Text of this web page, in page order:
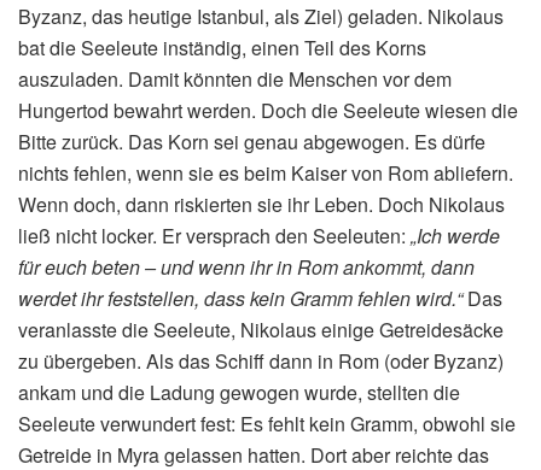
Byzanz, das heutige Istanbul, als Ziel) geladen. Nikolaus
bat die Seeleute inständig, einen Teil des Korns
auszuladen. Damit könnten die Menschen vor dem
Hungertod bewahrt werden. Doch die Seeleute wiesen die
Bitte zurück. Das Korn sei genau abgewogen. Es dürfe
nichts fehlen, wenn sie es beim Kaiser von Rom abliefern.
Wenn doch, dann riskierten sie ihr Leben. Doch Nikolaus
ließ nicht locker. Er versprach den Seeleuten: „Ich werde
für euch beten – und wenn ihr in Rom ankommt, dann
werdet ihr feststellen, dass kein Gramm fehlen wird.“Das
veranlasste die Seeleute, Nikolaus einige Getreidesäcke
zu übergeben. Als das Schiff dann in Rom (oder Byzanz)
ankam und die Ladung gewogen wurde, stellten die
Seeleute verwundert fest: Es fehlt kein Gramm, obwohl sie
Getreide in Myra gelassen hatten. Dort aber reichte das